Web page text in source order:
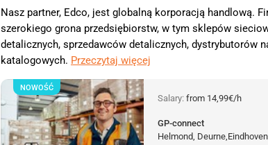
Nasz partner, Edco, jest globalną korporacją handlową.
szerokiego grona przedsiębiorstw, w tym sklepów
detalicznych, sprzedawców detalicznych, dystrybutorów
katalogowych. Przeczytaj więcej
Salary: from 14,99€/h
GP-connect
Helmond,
NOWOŚĆ